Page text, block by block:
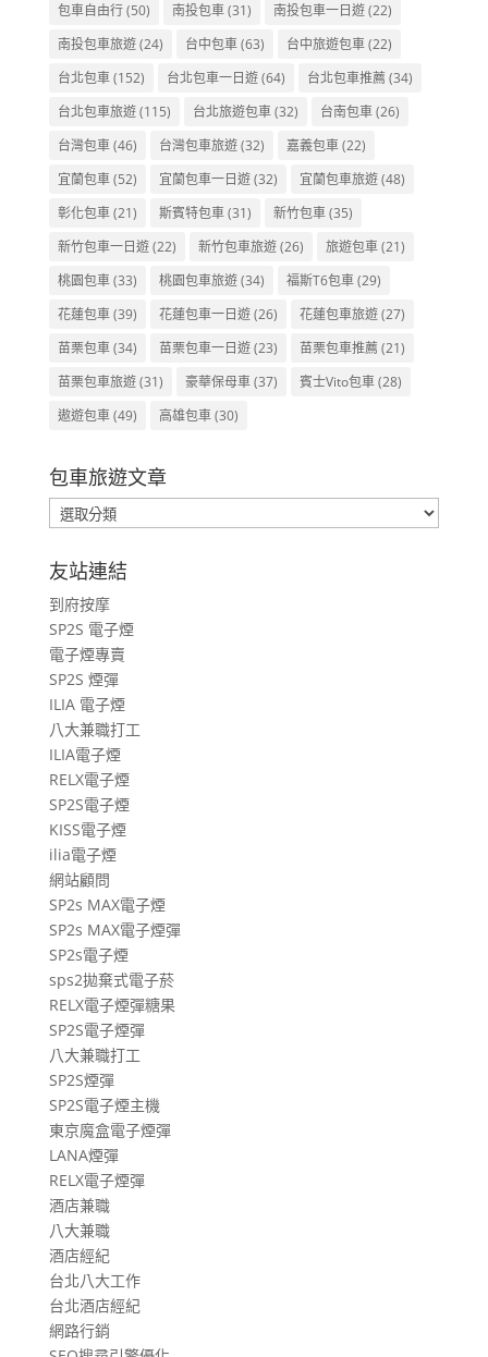
包車自由行(50) 南投包車(31) 南投包車一日遊(22)
南投包車旅遊(24) 台中包車(63) 台中旅遊包車(22)
台北包車(152) 台北包車一日遊(64) 台北包車推薦(34)
台北包車旅遊(115) 台北旅遊包車(32) 台南包車(26)
台灣包車(46) 台灣包車旅遊(32) 嘉義包車(22)
宜蘭包車(52) 宜蘭包車一日遊(32) 宜蘭包車旅遊(48)
彰化包車(21) 斯賓特包車(31) 新竹包車(35)
新竹包車一日遊(22) 新竹包車旅遊(26) 旅遊包車(21)
桃園包車(33) 桃園包車旅遊(34) 福斯T6包車(29)
花蓮包車(39) 花蓮包車一日遊(26) 花蓮包車旅遊(27)
苗栗包車(34) 苗栗包車一日遊(23) 苗栗包車推薦(21)
苗栗包車旅遊(31) 豪華保母車(37) 賓士Vito包車(28)
遨遊包車(49) 高雄包車(30)
包車旅遊文章
包
車
旅
遊
文
章
友站連結
到府按摩
SP2S 電子煙
電子煙專賣
SP2S 煙彈
ILIA 電子煙
八大兼職打工
ILIA電子煙
RELX電子煙
SP2S電子煙
KISS電子煙
ilia電子煙
網站顧問
SP2s MAX電子煙
SP2s MAX電子煙彈
SP2s電子煙
sps2拋棄式電子菸
RELX電子煙彈糖果
SP2S電子煙彈
八大兼職打工
SP2S煙彈
SP2S電子煙主機
東京魔盒電子煙彈
LANA煙彈
RELX電子煙彈
酒店兼職
八大兼職
酒店經紀
台北八大工作
台北酒店經紀
網路行銷